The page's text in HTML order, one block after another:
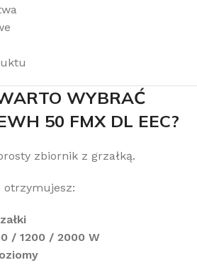
WYBRAĆ
50 FMX DL EEC?
zbiornik z grzałką.
otrzymujesz:
/ 1200 / 2000 W